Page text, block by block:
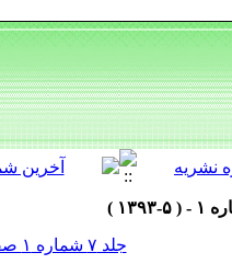
جلد ۷ شماره ۱ صفحات ۸۴-۷۱